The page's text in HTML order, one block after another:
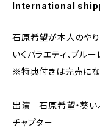
International
石原希望が本人のや
いくバラエティ、ブルー
※特典付きは完売にな
出演 石原希望・葵い
チャプター